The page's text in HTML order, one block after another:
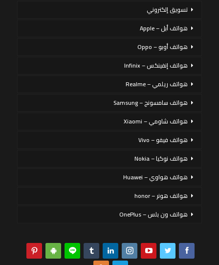
تسويق إلكتروني
هواتف أبل – Apple
هواتف أوبو – Oppo
هواتف إنفينكس – Infinix
هواتف ريلمي – Realme
هواتف سامسونج – Samsung
هواتف شاومي – Xiaomi
هواتف فيفو – Vivo
هواتف نوكيا – Nokia
هواتف هواوي – Huawei
هواتف هونر – honor
هواتف ون بلس – OnePlus